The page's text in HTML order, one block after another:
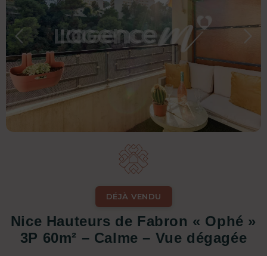
DÉJÀ VENDU
Nice Hauteurs de Fabron « Ophé »
3P 60m² – Calme – Vue dégagée